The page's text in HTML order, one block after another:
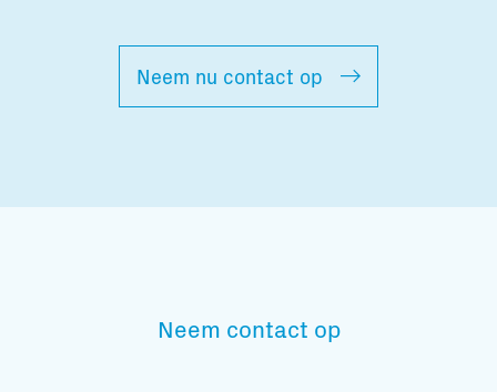
Neem nu contact op
Neem contact op